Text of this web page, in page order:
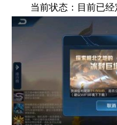
当前状态：目前已经